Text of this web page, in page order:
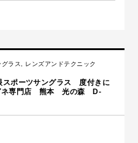
グラス, レンズアンドテクニック
スポーツサングラス 度付きに
ネ専門店 熊本 光の森 D-